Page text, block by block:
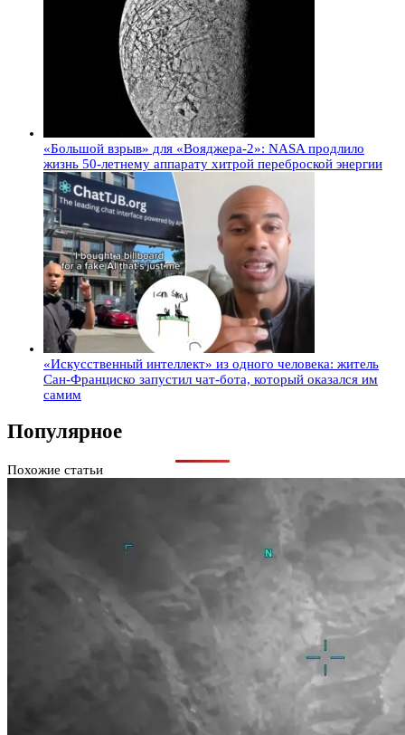
«Большой взрыв» для «Вояджера-2»: NASA продлило
жизнь 50-летнему аппарату хитрой переброской энергии
«Искусственный интеллект» из одного человека: житель
Сан-Франциско запустил чат-бота, который оказался им
самим
Популярное
Похожие статьи